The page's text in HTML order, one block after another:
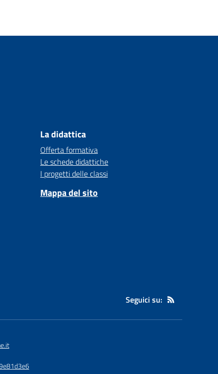
La didattica
Offerta formativa
Le schede didattiche
I progetti delle classi
Mappa del sito
Seguici su: